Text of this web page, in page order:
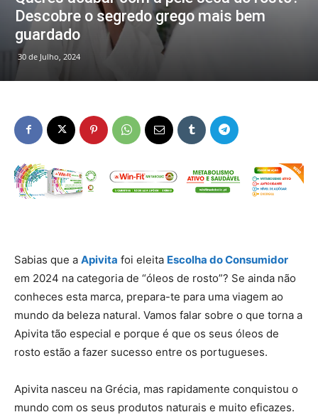
Descobre o segredo grego mais bem
guardado
30 de Julho, 2024
Sabias que a Apivita foi eleita Escolha do Consumidor
em 2024 na categoria de “óleos de rosto”? Se ainda não
conheces esta marca, prepara-te para uma viagem ao
mundo da beleza natural. Vamos falar sobre o que torna a
Apivita tão especial e porque é que os seus óleos de
rosto estão a fazer sucesso entre os portugueses.
Apivita nasceu na Grécia, mas rapidamente conquistou o
mundo com os seus produtos naturais e muito eficazes.